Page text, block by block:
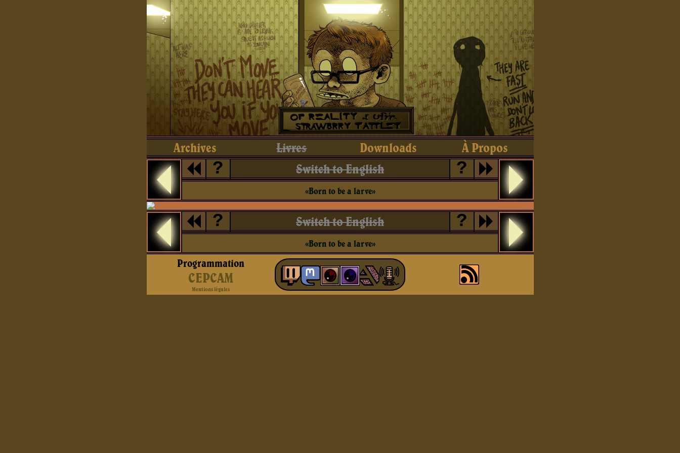
Archives Livres Downloads À Propos
? Switch to English ?
«Born to be a larve»
? Switch to English ?
«Born to be a larve»
Programmation
CEPCAM
Mentions légales